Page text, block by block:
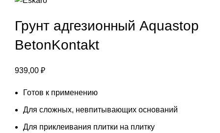
Грунт адгезионный Aquastop
BetonKontakt
939,00 ₽
Готов к применению
Для сложных, невпитывающих оснований
Для приклеивания плитки на плитку